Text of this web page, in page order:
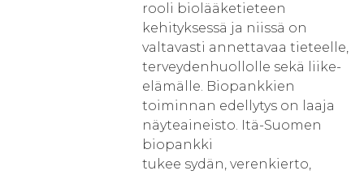
rooli biolääketieteen
kehityksessä ja niissä on
valtavasti annettavaa tieteelle,
terveydenhuollolle sekä liike-
elämälle. Biopankkien
toiminnan edellytys on laaja
näyteaineisto. Itä-Suomen
biopankki
tukee sydän, verenkierto,